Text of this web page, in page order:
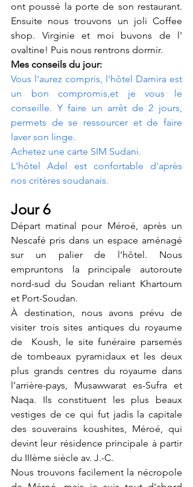
ont poussé la porte de son restaurant.
Ensuite nous trouvons un joli Coffee
shop. Virginie et moi buvons de l'
ovaltine! Puis nous rentrons dormir.
Mes conseils du jour:
Vous l'aurez compris, l'hôtel Damira est
un bon compromis,et je vous le
conseille. Y faire un arrêt de 2 jours,
permets de se ressourcer et de faire
laver son linge.
Achetez une carte SIM Sudani.
L'hôtel Adel est confortable d'après
nos critères soudanais.
Jour 6
Départ matinal pour Méroé, après un
Nescafé pris dans un espace aménagé
sur un palier de l'hôtel. Nous
empruntons la principale autoroute
nord-sud du Soudan reliant Khartoum
et Port-Soudan.
À destination, nous avons prévu de
visiter trois sites antiques du royaume
de  Koush, le site funéraire parsemés
de tombeaux pyramidaux et les deux
plus grands centres du royaume dans
l’arrière-pays, Musawwarat es-Sufra et
Naqa. Ils constituent les plus beaux
vestiges de ce qui fut jadis la capitale
des souverains koushites, Méroé, qui
devint leur résidence principale à partir
du IIIème siècle av. J.-C.
Nous trouvons facilement la nécropole